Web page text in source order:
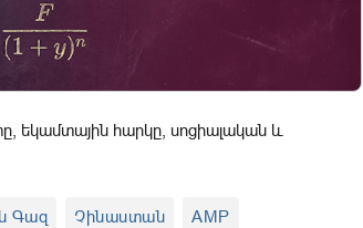
եկամտային հարկը, սոցիալական և
Գազ Չինաստան AMP